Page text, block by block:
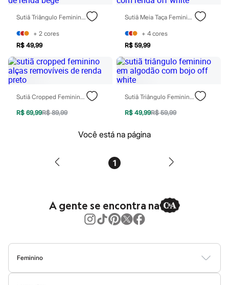
Disney
Homem Aranha
Minecraft
Naruto
Patrulha Canina
Sonic
Stitch
Beleza
Kits
Perfumes árabes
Novidades
Protetor solar
Tratamento
Cuidados com o rosto
Protetor solar
Tônicos
Base
Sutiã Triângulo Feminino De Renda Bege
+ 2 cores
R$ 49,99
Sutiã Meia Taça Feminino Com Renda Off White
+ 4 cores
R$ 59,99
Sutiã Cropped Feminino Alças Removíveis De Renda Preto
R$ 69,99R$ 89,99
Sutiã Triângulo Feminino Em Algodão Com Bojo Off White
R$ 49,99R$ 59,99
Você está na página
1
A gente se encontra na
Feminino
BlusasCalçasVestidosSaiasCasacosModa PraiaModa Íntima